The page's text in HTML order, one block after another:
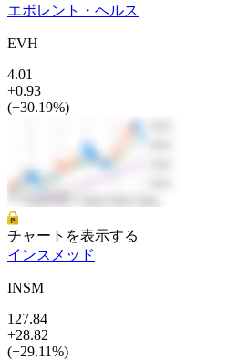
エボレント・ヘルス
EVH
4.01
+0.93
(+30.19%)
チャートを表示する
インスメッド
INSM
127.84
+28.82
(+29.11%)